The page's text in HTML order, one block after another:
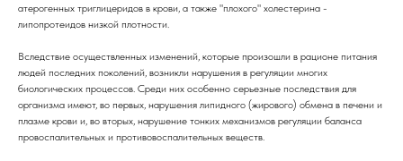
атерогенных триглицеридов в крови, а также "плохого" холестерина -
липопротеидов низкой плотности.
Вследствие осуществленных изменений, которые произошли в рационе питания
людей последних поколений, возникли нарушения в регуляции многих
биологических процессов. Среди них особенно серьезные последствия для
организма имеют, во первых, нарушения липидного (жирового) обмена в печени и
плазме крови и, во вторых, нарушение тонких механизмов регуляции баланса
провоспалительных и противовоспалительных веществ.